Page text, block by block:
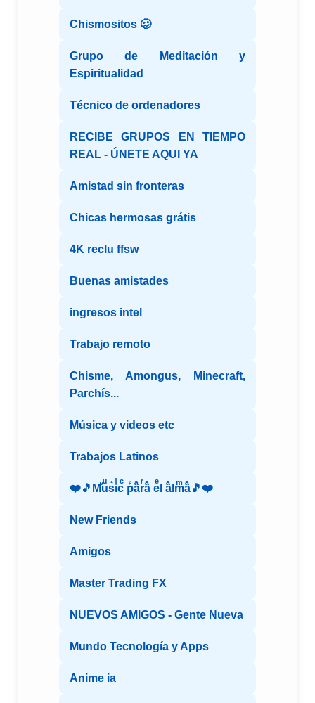
Chismositos 🥴
Grupo de Meditación y
Espiritualidad
Técnico de ordenadores
RECIBE GRUPOS EN TIEMPO
REAL - ÚNETE AQUI YA
Amistad sin fronteras
Chicas hermosas grátis
4K reclu ffsw
Buenas amistades
ingresos intel
Trabajo remoto
Chisme, Amongus, Minecraft,
Parchís...
Música y videos etc
Trabajos Latinos
❤️🎵Mⷨuͧs͛iͥcͨ рⷬaͣrͬaͣ eͤl aͣlmͫaͣ🎵❤️
New Friends
Amigos
Master Trading FX
NUEVOS AMIGOS - Gente Nueva
Mundo Tecnología y Apps
Anime ia